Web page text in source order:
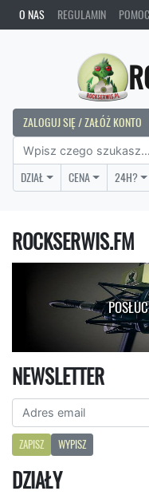
O NAS REGULAMIN POMOC
ZALOGUJ SIĘ / ZAŁÓŻ KONTO
DZIAŁ CENA 24H?
ROCKSERWIS.FM
NEWSLETTER
ZAPISZ WYPISZ
DZIAŁY